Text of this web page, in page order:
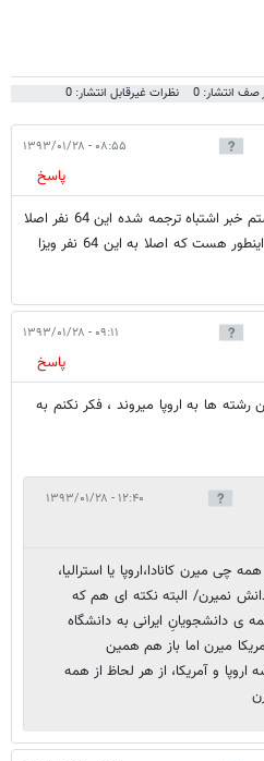
انتشار: 0 نظرات غیرقابل انتشار: 0
۰۸:۵۵ - ۱۳۹۳/۰۱/۲۸
پاسخ
سلام من خودم در نروژ دانشجو هستم خبر اشتباه ترجمه شده این 64 نفر اصلا
به نروژ نیومدند که اخراج بشند خبر اینطور هست که اصلا به این 64 نفر ویزا
۰۹:۱۱ - ۱۳۹۳/۰۱/۲۸
پاسخ
رشته ها به اروپا میروند ، فکر نکنم به
۱۲:۴۰ - ۱۳۹۳/۰۱/۲۸
چى ميرن كانادا،اروپا يا استراليا،
نميرن/ البته نكته اى هم كه
ى دانشجويانِ ايرانى به دانشگاه
٣ اروپا و آمريكا ميرن اما باز هم همين
و آمريكا، از هر لحاظ از همه